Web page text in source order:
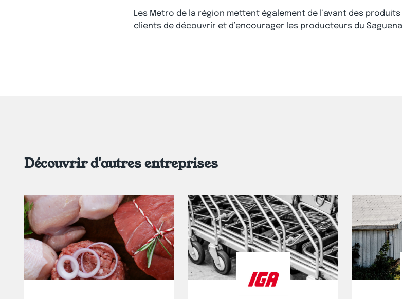
Les Metro de la région mettent également de l’avant des
clients de découvrir et d’encourager les producteurs du
Découvrir d'autres entreprises